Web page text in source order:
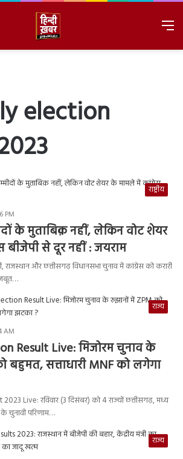
election
राष्ट्रीय
PM
के मुताबिक़ नहीं, लेकिन वोट शेयर
से दूर नहीं : जयराम
और छत्तीसगढ़ विधानसभा चुनाव में कांग्रेस को करारी
राज्य
AM
Result Live: मिजोरम चुनाव के
बहुमत, सत्ताधारी MNF को लगेगा
Live: रविवार (3 दिसंबर) को 4 राज्यों छत्तीसगढ़, मध्य
चुनावी परिणाम…
राज्य